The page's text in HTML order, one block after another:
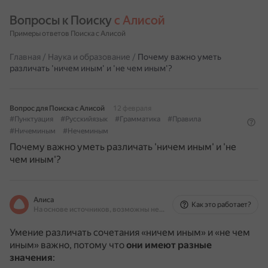
Вопросы к Поиску с Алисой
Примеры ответов Поиска с Алисой
Главная / Наука и образование / Почему важно уметь
различать 'ничем иным' и 'не чем иным'?
Вопрос для Поиска с Алисой
12 февраля
#Пунктуация
#Русскийязык #Грамматика
#Правила
#Ничеминым
#Нечеминым
Почему важно уметь различать 'ничем иным' и 'не
чем иным'?
Алиса
На основе источников, возможны неточности
Как это работает?
Умение различать сочетания «ничем иным» и «не чем
иным» важно, потому чтоони имеют разные
значения: